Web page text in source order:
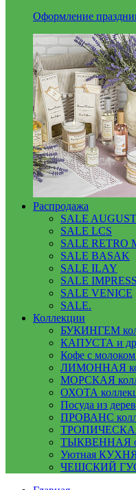
Оформление
Распродажа
SALE
SALE LCS
SALE RETRO
SALE BASAK
SALE ILAY
SALE
SALE VENICE
SALE.
Коллекции
БУКИНГЕМ
КАПУСТА и
Кофе с
ЛИМОННАЯ
МОРСКАЯ
ОХОТА
Посуда из
ПРОВАНС
ТРОПИЧЕСКАЯ
ТЫКВЕННАЯ
Уютная
ЧЕШСКИЙ